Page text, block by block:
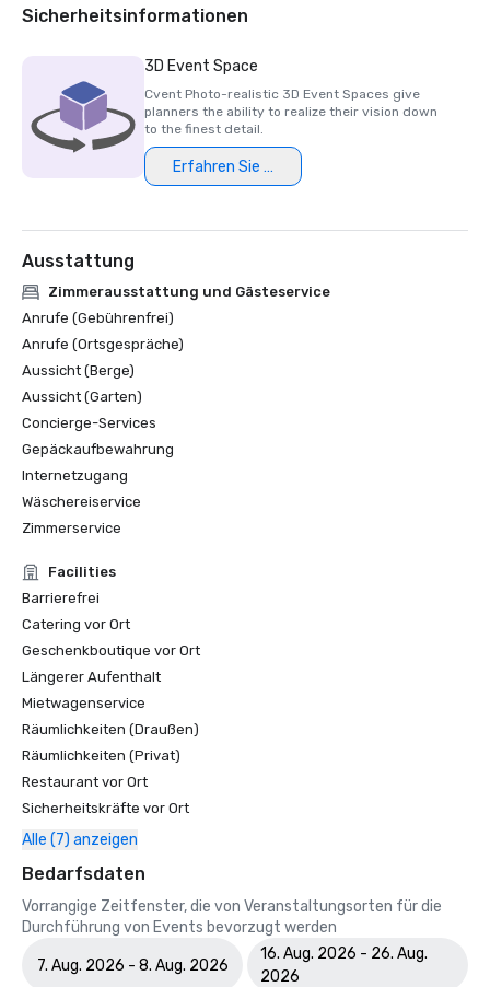
Bestes Day Spa 2020 - Napa Valley Life Magazine
TripAdvisor-Zertifikat für Exzellenz 2018 und 2019
Leserpreis 2018 und 2019 - Condé Nast Traveler
Platinum Choice Award 2016 und 2017 — Smart Meetings
Best of Resorts 2017 — Treffen heute
Sicherheitsinformationen
3D Event Space
Cvent Photo-realistic 3D Event Spaces give
planners the ability to realize their vision down
to the finest detail.
Erfahren Sie mehr
Ausstattung
Zimmerausstattung und Gästeservice
Anrufe (Gebührenfrei)
Anrufe (Ortsgespräche)
Aussicht (Berge)
Aussicht (Garten)
Concierge-Services
Gepäckaufbewahrung
Internetzugang
Wäschereiservice
Zimmerservice
Facilities
Barrierefrei
Catering vor Ort
Geschenkboutique vor Ort
Längerer Aufenthalt
Mietwagenservice
Räumlichkeiten (Draußen)
Räumlichkeiten (Privat)
Restaurant vor Ort
Sicherheitskräfte vor Ort
Alle (7) anzeigen
Bedarfsdaten
Vorrangige Zeitfenster, die von Veranstaltungsorten für die
Durchführung von Events bevorzugt werden
7. Aug. 2026 - 8. Aug. 2026
16. Aug. 2026 - 26. Aug.
2026